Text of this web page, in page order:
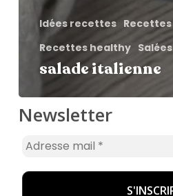
Idées recettes Recettes
Recettes healthy Salées
salade italienne
Newsletter